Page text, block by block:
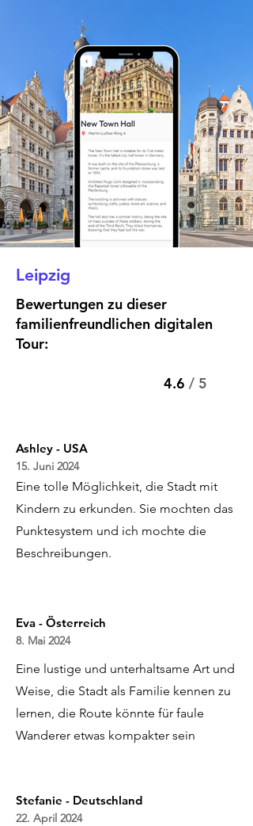
Leipzig
Bewertungen zu dieser
familienfreundlichen digitalen
Tour:
4.6 / 5
Ashley - USA
15. Juni 2024
Eine tolle Möglichkeit, die Stadt mit
Kindern zu erkunden. Sie mochten das
Punktesystem und ich mochte die
Beschreibungen.
Eva - Österreich
8. Mai 2024
Eine lustige und unterhaltsame Art und
Weise, die Stadt als Familie kennen zu
lernen, die Route könnte für faule
Wanderer etwas kompakter sein
Stefanie - Deutschland
22. April 2024